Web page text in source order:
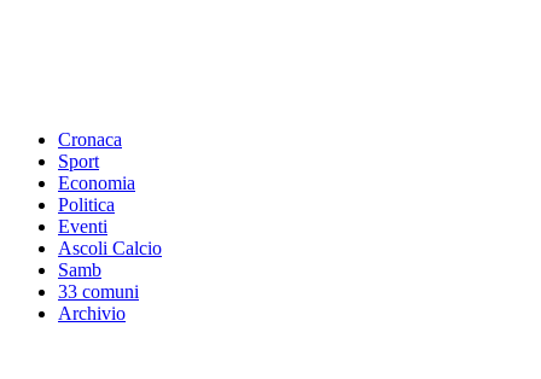
Cronaca
Sport
Economia
Politica
Eventi
Ascoli Calcio
Samb
33 comuni
Archivio